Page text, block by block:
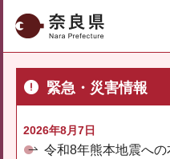
奈良県
緊急・災害情報
2026年8月7日
令和8年熊本地震へ